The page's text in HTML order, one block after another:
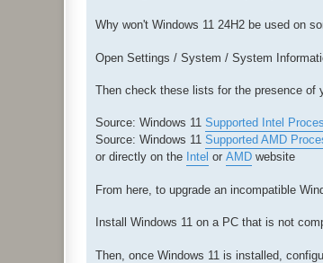
Why won't Windows 11 24H2 be used on
Open Settings / System / System
Then check these lists for the presence
Source: Windows 11 Supported Intel
Source: Windows 11 Supported AMD
or directly on the Intel or AMD website
From here, to upgrade an incompatible
Install Windows 11 on a PC that is not
Then, once Windows 11 is installed,